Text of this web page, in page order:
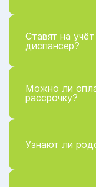
Ставят на
диспансер?
Можно ли
рассрочку?
Узнают ли